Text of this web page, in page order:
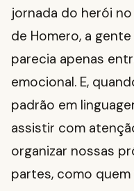
jornada do herói
de Homero, a
parecia apenas
emocional. E,
padrão em
assistir com
organizar nossas
partes, como